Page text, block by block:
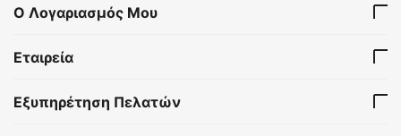
Ο Λογαριασμός Μου
Εταιρεία
Εξυπηρέτηση Πελατών